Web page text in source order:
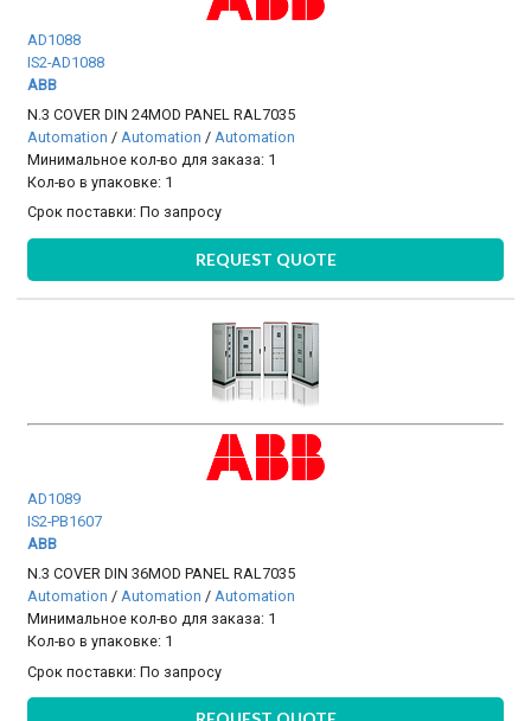
AD1088
IS2-AD1088
ABB
N.3 COVER DIN 24MOD PANEL RAL7035
Automation / Automation / Automation
Минимальное кол-во для заказа: 1
Кол-во в упаковке: 1
Срок поставки:По запросу
REQUEST QUOTE
AD1089
IS2-PB1607
ABB
N.3 COVER DIN 36MOD PANEL RAL7035
Automation /Automation /Automation
Минимальное кол-во для заказа: 1
Кол-во в упаковке: 1
Срок поставки:По запросу